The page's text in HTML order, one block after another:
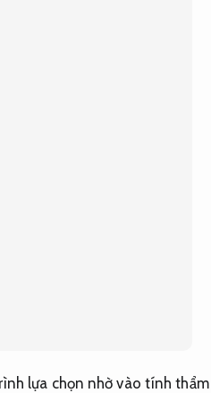
lựa chọn nhờ vào tính